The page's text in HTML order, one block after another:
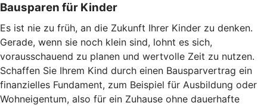
Bausparen für Kinder
Es ist nie zu früh, an die Zukunft Ihrer Kinder zu denken.
Gerade, wenn sie noch klein sind, lohnt es sich,
vorausschauend zu planen und wertvolle Zeit zu nutzen.
Schaffen Sie Ihrem Kind durch einen Bausparvertrag ein
finanzielles Fundament, zum Beispiel für Ausbildung oder
Wohneigentum, also für ein Zuhause ohne dauerhafte